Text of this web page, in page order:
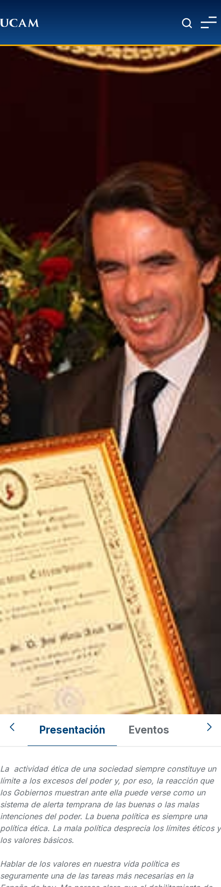
Ética, Política y Humanidades
Presentación Eventos
La actividad ética de una sociedad siempre constituye un
límite a los excesos del poder y, por eso, la reacción que
los Gobiernos muestran ante ella puede verse como un
sistema de alerta temprana de las buenas o las malas
intenciones del poder. La buena política es siempre una
política ética. La mala política desprecia los límites éticos y
los valores básicos.
Hablar de los valores en nuestra vida política es
seguramente una de las tareas más necesarias en la